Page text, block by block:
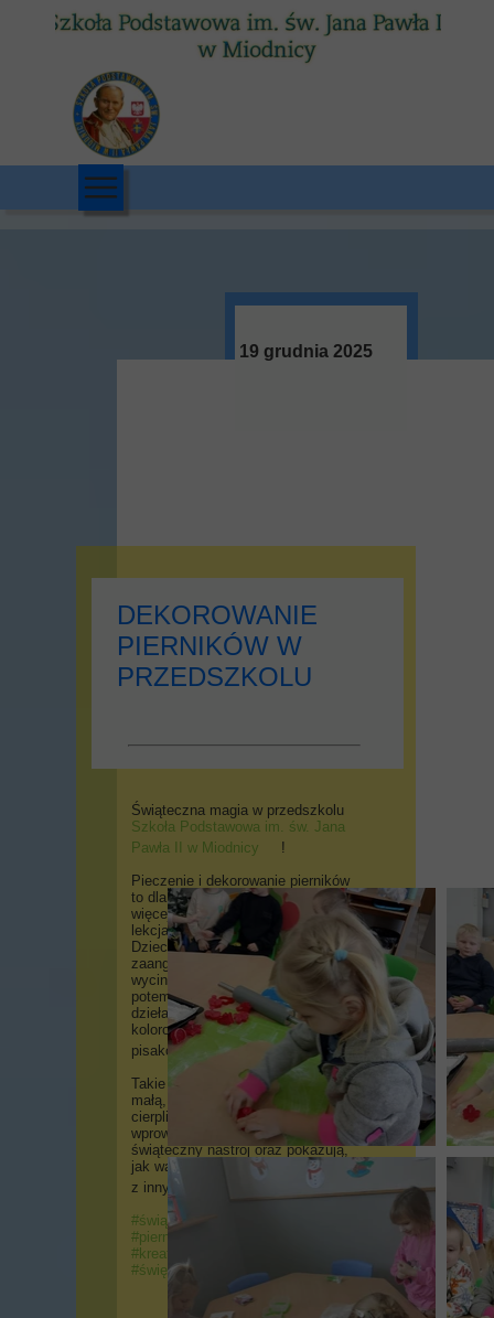
19 grudnia 2025
Świąteczna magia w przedszkolu
Szkoła Podstawowa im. św. Jana
Pawła II w Miodnicy
!
Pieczenie i dekorowanie pierników
to dla naszych przedszkolaków coś
więcej niż zabawa – to prawdziwa
lekcja kreatywności i współpracy.
Dzieci z ogromnym
zaangażowaniem wałkowały ciasto,
wycinały świąteczne kształty, a
potem zamieniały pierniki w małe
dzieła sztuki, używając lukru,
kolorowych posypek i cukrowych
pisaków
.
Takie zajęcia rozwijają motorykę
małą, pobudzają zmysły, uczą
cierpliwości, a przede wszystkim
wprowadzają wszystkich w radosny,
świąteczny nastrój oraz pokazują,
jak ważne są tradycje i dzielenie się
z innymi
#świątecznatradycja
#piernikowamagia
#kreatywneprzedszkole
#świętatużtuż
DEKOROWANIE
PIERNIKÓW W
PRZEDSZKOLU